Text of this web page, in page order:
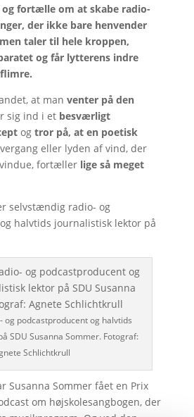
fortælle om at skabe radio-
der ikke bare henvender
taler til hele kroppen,
og får lytterens indre
at man venter på den
sig ind i et besværligt
og tror på, at en poetisk
eller lyden af vind, der
fortæller lige så meget
selvstændig radio- og
halvtids journalistisk lektor på
og podcastproducent og halvtids
SDU Susanna Sommer. Fotograf:
Schlichtkrull
Susanna Sommer fået en Prix
om højskolesangbogen, der